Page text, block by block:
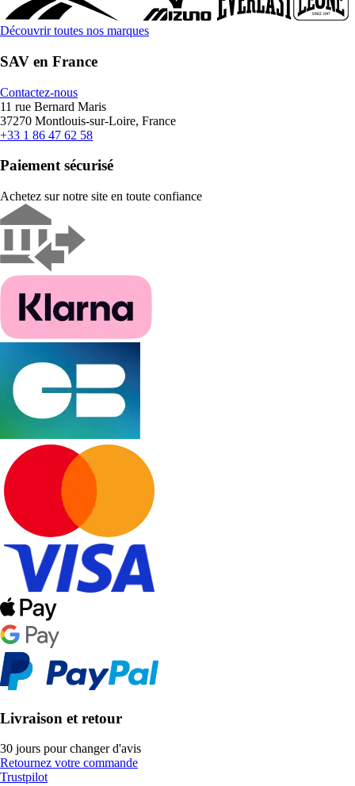
Découvrir toutes nos marques
SAV en France
Contactez-nous
11 rue Bernard Maris
37270 Montlouis-sur-Loire, France
+33 1 86 47 62 58
Paiement sécurisé
Achetez sur notre site en toute confiance
Livraison et retour
30 jours pour changer d'avis
Retournez votre commande
Trustpilot